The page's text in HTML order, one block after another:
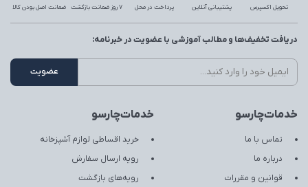
تحویل اکسپرس پشتیبانی آنلاین پرداخت در محل 7 روز ضمانت بازگشت ضمانت اصل بودن کالا
خدمات‌چارسو
تماس با ما
درباره ما
قوانین و مقررات
خدمات‌چارسو
خرید اقساطی لوازم آشپزخانه
رویه ارسال سفارش
رویه‌های بازگشت
دریافت تخفیف‌ها و مطالب آموزشی با عضویت در خبرنامه: